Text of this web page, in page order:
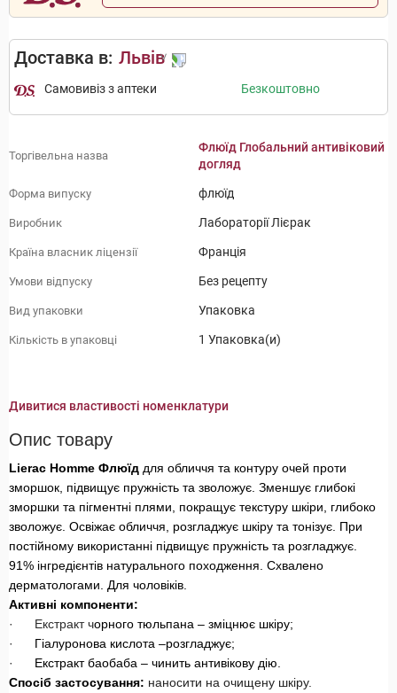
Доставка в: Львів
Самовивіз з аптеки Безкоштовно
Торгівельна назва
Флюїд Глобальний антивіковий
догляд
Форма випуску флюїд
Виробник Лабораторії Лієрак
Країна власник ліцензії Франція
Умови відпуску Без рецепту
Вид упаковки Упаковка
Кількість в упаковці 1 Упаковка(и)
Дивитися властивості номенклатури
Опис товару
Lierac Homme Флюїд для обличчя та контуру очей проти
зморшок, підвищує пружність та зволожує. Зменшує глибокі
зморшки та пігментні плями, покращує текстуру шкіри, глибоко
зволожує. Освіжає обличчя, розгладжує шкіру та тонізує. При
постійному використанні підвищує пружність та розгладжує.
91% інгредієнтів натурального походження. Схвалено
дерматологами. Для чоловіків.
Активні компоненти:
· Екстракт чорного тюльпана – зміцнює шкіру;
· Гіалуронова кислота –розгладжує;
· Екстракт баобаба – чинить антивікову дію.
Спосіб застосування: наносити на очищену шкіру.